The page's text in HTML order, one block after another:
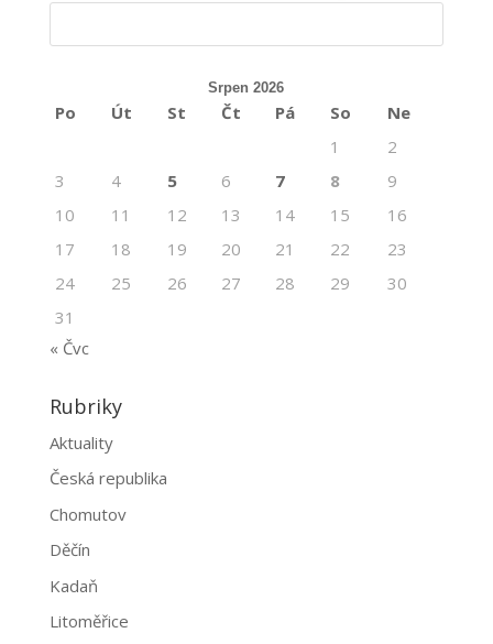
Srpen 2026
Po Út St Čt Pá So
Ne
1
2
3
4 5 6 7 8
9
10
11 12 13 14 15
16
17
18 19 20 21 22
23
24
25 26 27 28 29
30
31
« Čvc
Rubriky
Aktuality
Česká republika
Chomutov
Děčín
Kadaň
Litoměřice